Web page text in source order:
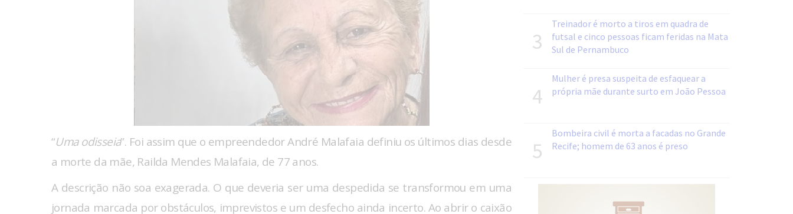
“Uma odisseia”. Foi assim que o empreendedor André Malafaia definiu os últimos dias desde
a morte da mãe, Railda Mendes Malafaia, de 77 anos.
A descrição não soa exagerada. O que deveria ser uma despedida se transformou em uma
jornada marcada por obstáculos, imprevistos e um desfecho ainda incerto. Ao abrir o caixão
3
Treinador é morto a tiros em quadra de
futsal e cinco pessoas ficam feridas na Mata
Sul de Pernambuco
4
Mulher é presa suspeita de esfaquear a
própria mãe durante surto em João Pessoa
5
Bombeira civil é morta a facadas no Grande
Recife; homem de 63 anos é preso